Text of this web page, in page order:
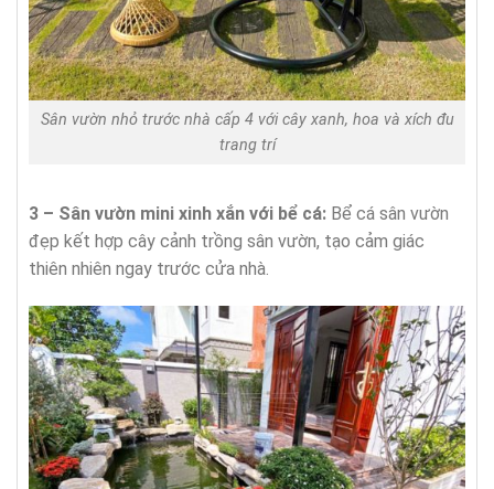
Sân vườn nhỏ trước nhà cấp 4 với cây xanh, hoa và xích đu
trang trí
3 – Sân vườn mini xinh xắn với bể cá: Bể cá sân vườn
đẹp kết hợp cây cảnh trồng sân vườn, tạo cảm giác
thiên nhiên ngay trước cửa nhà.